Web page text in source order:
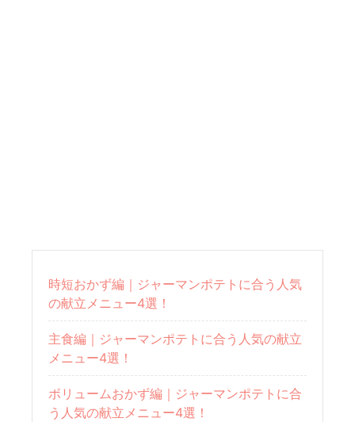
時短おかず編｜ジャーマンポテトに合う人気
の献立メニュー4選！
主食編｜ジャーマンポテトに合う人気の献立
メニュー4選！
ボリュームおかず編｜ジャーマンポテトに合
う人気の献立メニュー4選！